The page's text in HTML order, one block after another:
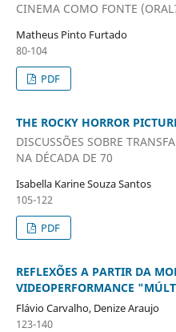
CINEMA COMO FONTE
Matheus Pinto Furtado
80-104
PDF
THE ROCKY HORROR
DISCUSSÕES SOBRE
NA DÉCADA DE 70
Isabella Karine Souza Santos
105-122
PDF
REFLEXÕES A PARTIR DA
VIDEOPERFORMANCE
Flávio Carvalho, Denize Araujo
123-140